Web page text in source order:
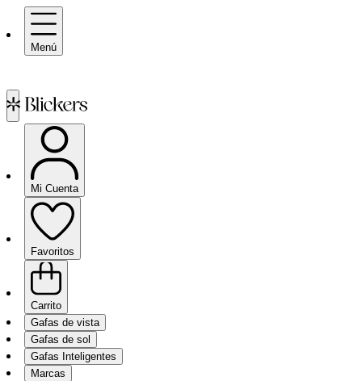
Menú
Mi Cuenta
Favoritos
Carrito
Gafas de vista
Gafas de sol
Gafas Inteligentes
Marcas